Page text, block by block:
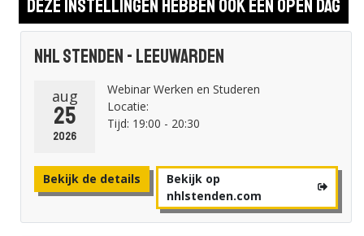
Deze instellingen hebben ook een open dag
NHL Stenden - Leeuwarden
aug
25
2026
Webinar Werken en Studeren
Locatie:
Tijd: 19:00 - 20:30
Bekijk de details
Bekijk op
nhlstenden.com